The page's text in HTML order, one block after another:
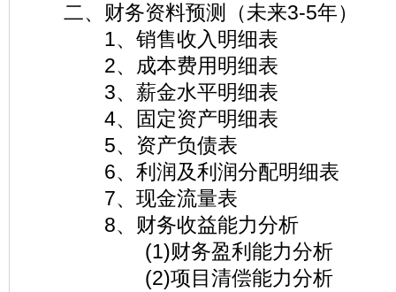
二、财务资料预测（未来3-5年）
1、销售收入明细表
2、成本费用明细表
3、薪金水平明细表
4、固定资产明细表
5、资产负债表
6、利润及利润分配明细表
7、现金流量表
8、财务收益能力分析
(1)财务盈利能力分析
(2)项目清偿能力分析